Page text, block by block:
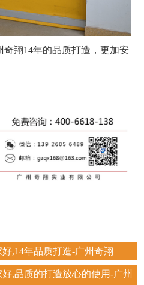
奇翔14年的品质打造，更加安
,14年品质打造-广州奇翔
,品质的打造放心的使用-广州